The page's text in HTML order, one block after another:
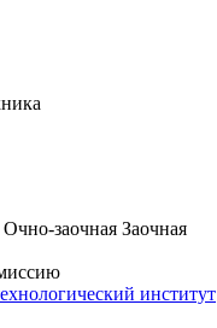
Очно-заочная Заочная
институт